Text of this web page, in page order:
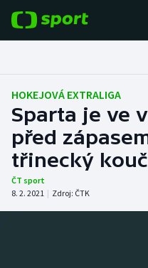
Fotbal
Hokej
Tenis
Atletika
HOKEJOVÁ EXTRALIGA
Sparta je ve
před
třinecký
ČT sport
8. 2. 2021 | Zdroj: ČTK